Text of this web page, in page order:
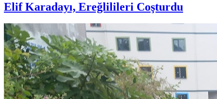
Elif Karadayı, Ereğlilileri Coşturdu